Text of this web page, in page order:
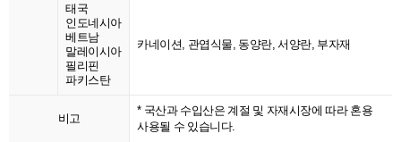
태국
인도네시아
베트남
말레이시아
필리핀
파키스탄
카네이션, 관엽식물, 동양란, 서양란, 부자재
비고
* 국산과 수입산은 계절 및 자재시장에 따라 혼용
사용될 수 있습니다.